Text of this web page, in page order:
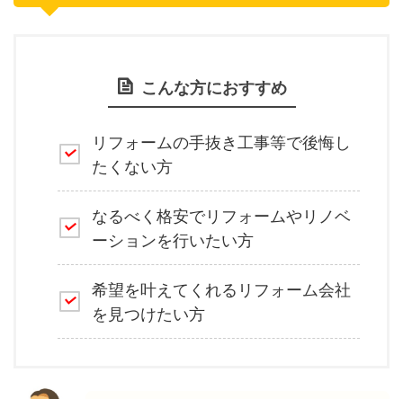
こんな方におすすめ
リフォームの手抜き工事等で後悔し
たくない方
なるべく格安でリフォームやリノベ
ーションを行いたい方
希望を叶えてくれるリフォーム会社
を見つけたい方